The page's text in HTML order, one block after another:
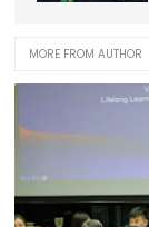
MORE FROM AUTHOR